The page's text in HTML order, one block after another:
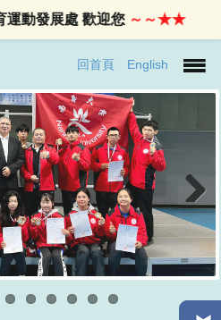
回首頁 English
Next
動發展處 歡迎您～～★★